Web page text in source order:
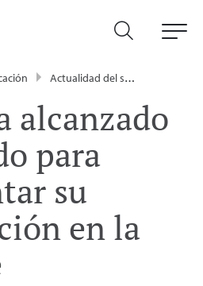
Actualidad del sector energético - Enagás
alcanzado
para
su
en la